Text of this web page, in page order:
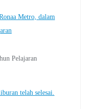
Metro, dalam
Pelajaran
telah selesai.